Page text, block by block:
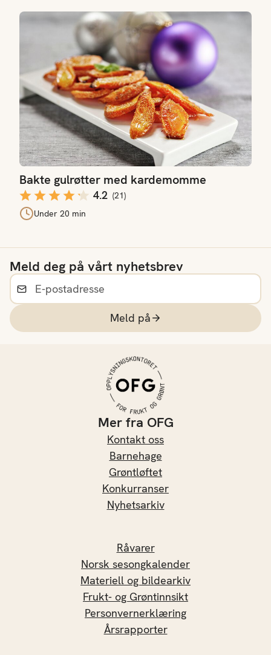
Bakte gulrøtter med kardemomme
4.2 (21)
Under 20 min
Bakte gulrøtter med kardemomme
Meld deg på vårt nyhetsbrev
Meld på
Mer fra OFG
Kontakt oss
Barnehage
Grøntløftet
Konkurranser
Nyhetsarkiv
Råvarer
Norsk sesongkalender
Materiell og bildearkiv
Frukt- og Grøntinnsikt
Personvernerklæring
Årsrapporter